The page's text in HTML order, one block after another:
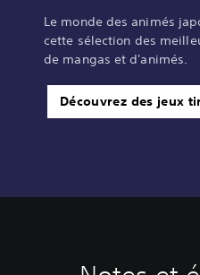
Le monde des animés
cette sélection des
de mangas et d'animés.
Découvrez des jeux